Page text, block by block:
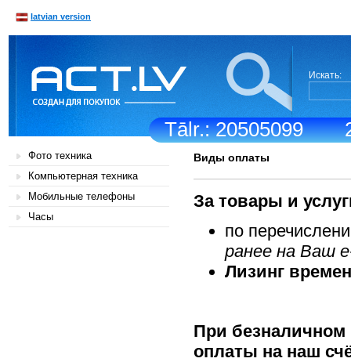
Tālr.: 20505099
latvian version
Искать:
Фото техника
Компьютерная техника
Мобильные телефоны
Часы
Виды оплаты
За товары и
по
ранее на Ваш
Лизинг
При безналичном
оплаты на наш